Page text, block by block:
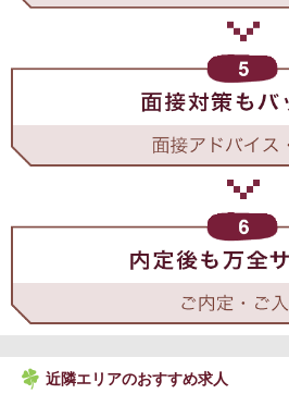
近隣エリアのおすすめ求人